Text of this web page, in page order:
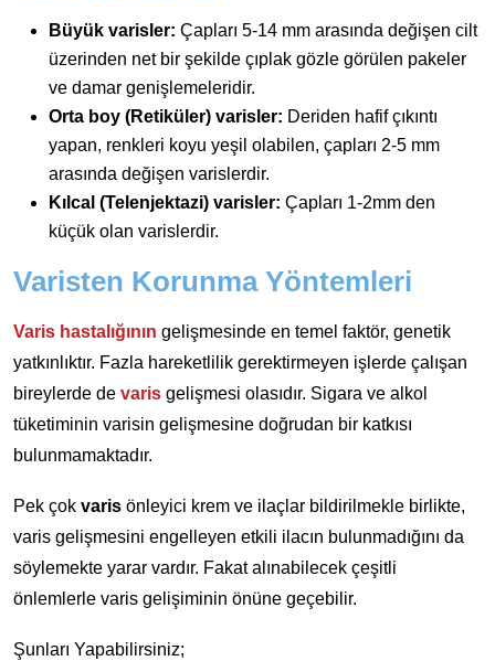
Büyük varisler: Çapları 5-14 mm arasında değişen cilt
üzerinden net bir şekilde çıplak gözle görülen pakeler
ve damar genişlemeleridir.
Orta boy (Retiküler) varisler: Deriden hafif çıkıntı
yapan, renkleri koyu yeşil olabilen, çapları 2-5 mm
arasında değişen varislerdir.
Kılcal (Telenjektazi) varisler: Çapları 1-2mm den
küçük olan varislerdir.
Varisten Korunma Yöntemleri
Varis hastalığının gelişmesinde en temel faktör, genetik
yatkınlıktır. Fazla hareketlilik gerektirmeyen işlerde çalışan
bireylerde de varis gelişmesi olasıdır. Sigara ve alkol
tüketiminin varisin gelişmesine doğrudan bir katkısı
bulunmamaktadır.
Pek çok varis önleyici krem ve ilaçlar bildirilmekle birlikte,
varis gelişmesini engelleyen etkili ilacın bulunmadığını da
söylemekte yarar vardır. Fakat alınabilecek çeşitli
önlemlerle varis gelişiminin önüne geçebilir.
Şunları Yapabilirsiniz;